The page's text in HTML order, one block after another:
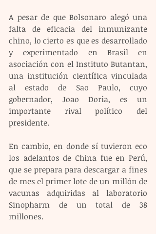
A pesar de que Bolsonaro alegó una
falta de eficacia del inmunizante
chino, lo cierto es que es desarrollado
y experimentado en Brasil en
asociación con el Instituto Butantan,
una institución científica vinculada
al estado de Sao Paulo, cuyo
gobernador, Joao Doria, es un
importante rival político del
presidente.
En cambio, en donde sí tuvieron eco
los adelantos de China fue en Perú,
que se prepara para descargar a fines
de mes el primer lote de un millón de
vacunas adquiridas al laboratorio
Sinopharm de un total de 38
millones.